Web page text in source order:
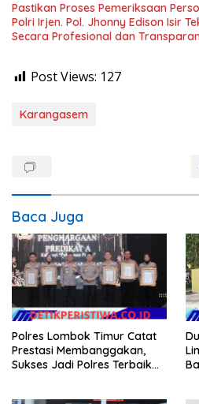
Pastikan Proses Pemeriksaan
Polri Irjen. Pol. Jhonny Edison Isir
Secara Profesional dan Transparan
Post Views: 127
Karangasem
Baca Juga
Polres Lombok Timur Catat
Prestasi Membanggakan,
Sukses Jadi Polres Terbaik